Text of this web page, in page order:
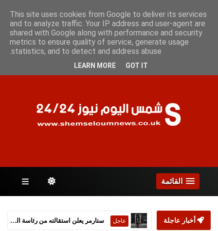
السبت 8 أغسطس 2026
الصفحات
القائمة
أخبار عاجلة عاجل ستارمر يعلن استقالته من رئاسة الحكومة البريطانية
This site uses cookies from Google to deliver its services
and to analyze traffic. Your IP address and user-agent are
shared with Google along with performance and security
metrics to ensure quality of service, generate usage
statistics, and to detect and address abuse.
LEARN MORE GOT IT